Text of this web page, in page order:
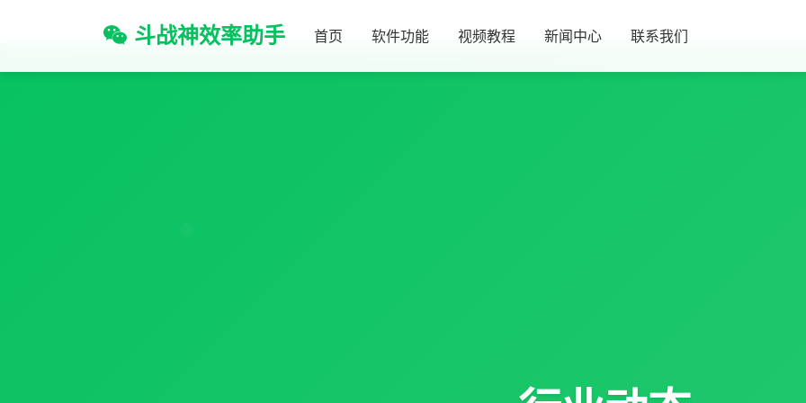
斗战神效率助手 首页 软件功能 视频教程 新闻中心 联系我们